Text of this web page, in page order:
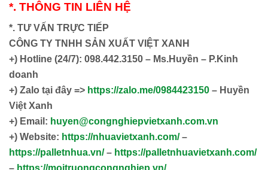
*. THÔNG TIN LIÊN HỆ
*. TƯ VẤN TRỰC TIẾP
CÔNG TY TNHH SẢN XUẤT VIỆT XANH
+) Hotline (24/7): 098.442.3150 – Ms.Huyền – P.Kinh
doanh
+) Zalo tại đây => https://zalo.me/0984423150 – Huyền
Việt Xanh
+) Email: huyen@congnghiepvietxanh.com.vn
+) Website: https://nhuavietxanh.com/–
https://palletnhua.vn/– https://palletnhuavietxanh.com/
– https://moitruongcongnghiep.vn/